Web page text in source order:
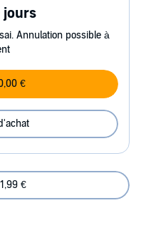
jours
Annulation possible à
€
€